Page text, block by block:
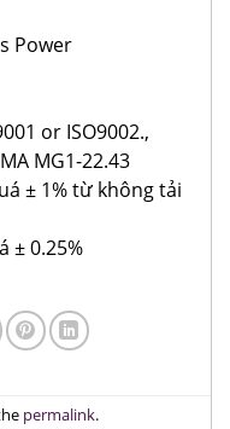
Power
or ISO9002.,
MG1-22.43
± 1% từ không tải
± 0.25%
permalink.